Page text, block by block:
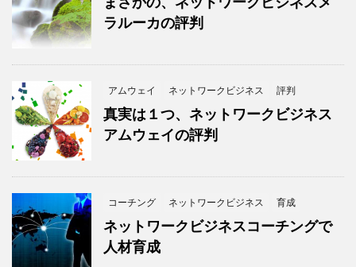
ラルーカの評判
アムウェイ ネットワークビジネス 評判
真実は１つ、ネットワークビジネス
アムウェイの評判
コーチング ネットワークビジネス 育成
ネットワークビジネスコーチングで
人材育成